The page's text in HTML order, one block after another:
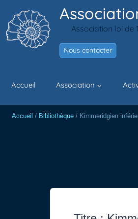
contenu
Association loi de
Nous contacter
Accueil Association
Accueil / Bibliothèque / Kimmeridgien